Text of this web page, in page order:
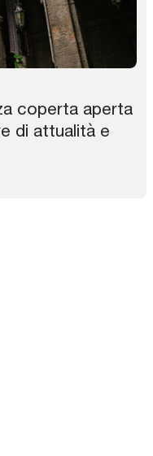
coperta aperta
di attualità e